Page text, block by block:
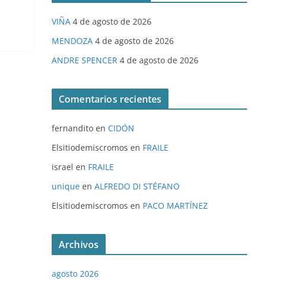
VIÑA 4 de agosto de 2026
MENDOZA 4 de agosto de 2026
ANDRE SPENCER 4 de agosto de 2026
Comentarios recientes
fernandito en CIDÓN
Elsitiodemiscromos en FRAILE
israel en FRAILE
unique en ALFREDO DI STÉFANO
Elsitiodemiscromos en PACO MARTÍNEZ
Archivos
agosto 2026